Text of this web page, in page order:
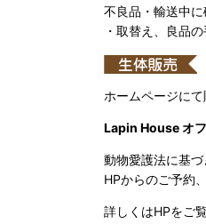
不良品・輸送中
・取替え、良品
ホームページにて
Lapin House オ
動物愛護法に基づ
HPからのご予約
詳しくはHPをご